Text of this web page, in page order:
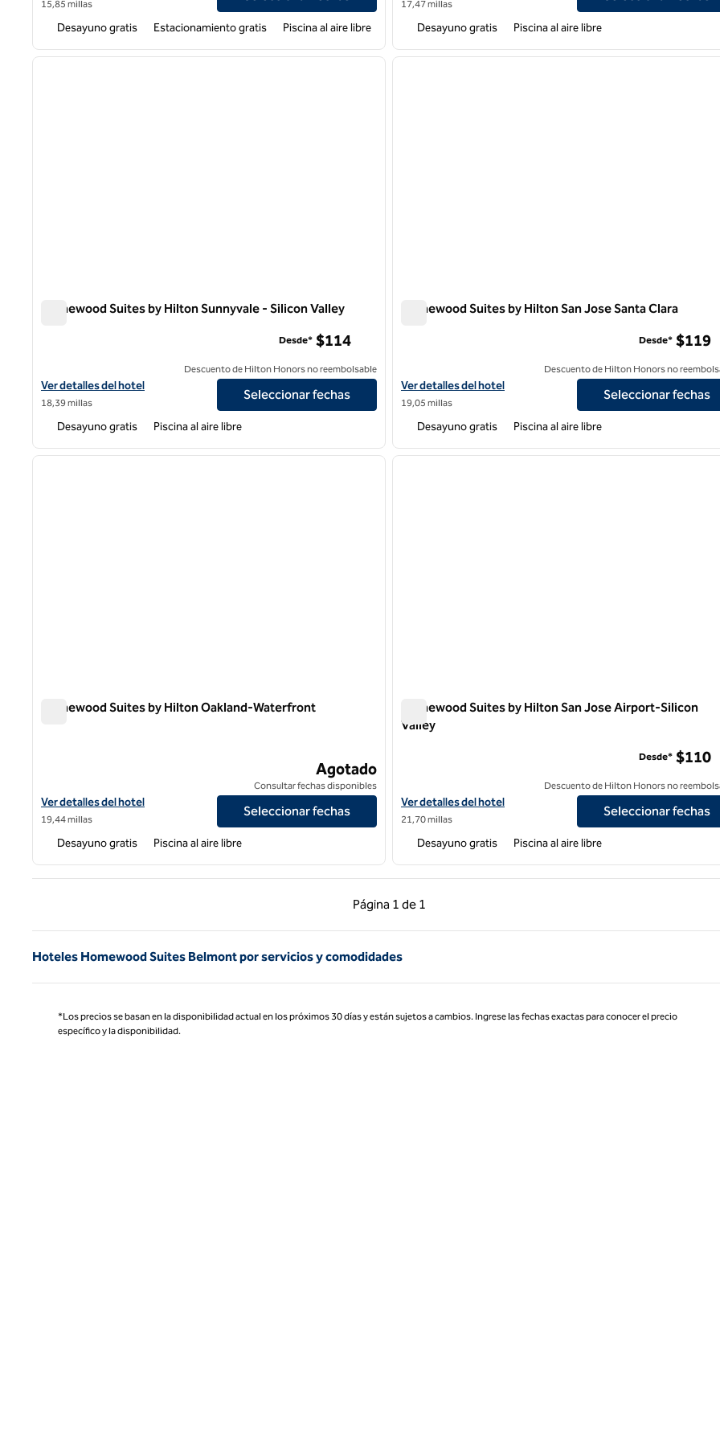
15,85 millas
Desayuno gratis Estacionamiento gratis Piscina al aire libre
17,47 millas
Desayuno gratis Piscina al aire libre
1 de 12
siguiente imagen
Homewood Suites by Hilton Sunnyvale - Silicon Valley
Ver detalles del hotel Homewood Suites by Hilton Sunnyvale - Silicon Valley
Ver detalles del hotel
18,39 millas
Desde* $114
Descuento de Hilton Honors no reembolsable
Seleccionar fechas
Desayuno gratis Piscina al aire libre
1 de 12
Homewood Suites by Hilton San Jose Santa Clara
Ver detalles del hotel Homewood Suites by Hilton San Jose Santa
Ver detalles del hotel
19,05 millas
Desde* $119
Descuento de Hilton Honors no
Seleccionar fechas
Desayuno gratis Piscina al aire libre
1 de 12
siguiente imagen
Homewood Suites by Hilton Oakland-Waterfront
Ver detalles del hotel Homewood Suites by Hilton Oakland-Waterfront
Ver detalles del hotel
19,44 millas
Agotado
Consultar fechas disponibles
Seleccionar fechas
Desayuno gratis Piscina al aire libre
1 de 12
Homewood Suites by Hilton San Jose Airport-Silicon
Valley
Ver detalles del hotel Homewood Suites by Hilton San Jose
Ver detalles del hotel
21,70 millas
Desde* $110
Descuento de Hilton Honors no
Seleccionar fechas
Desayuno gratis Piscina al aire libre
Página 1 de 1
Página anterior, 1 de 1
Página 1 de 1
Hoteles Homewood Suites Belmont por servicios y comodidades
*Los precios se basan en la disponibilidad actual en los próximos 30 días y están sujetos a cambios. Ingrese las fechas exactas para conocer el precio
específico y la disponibilidad.